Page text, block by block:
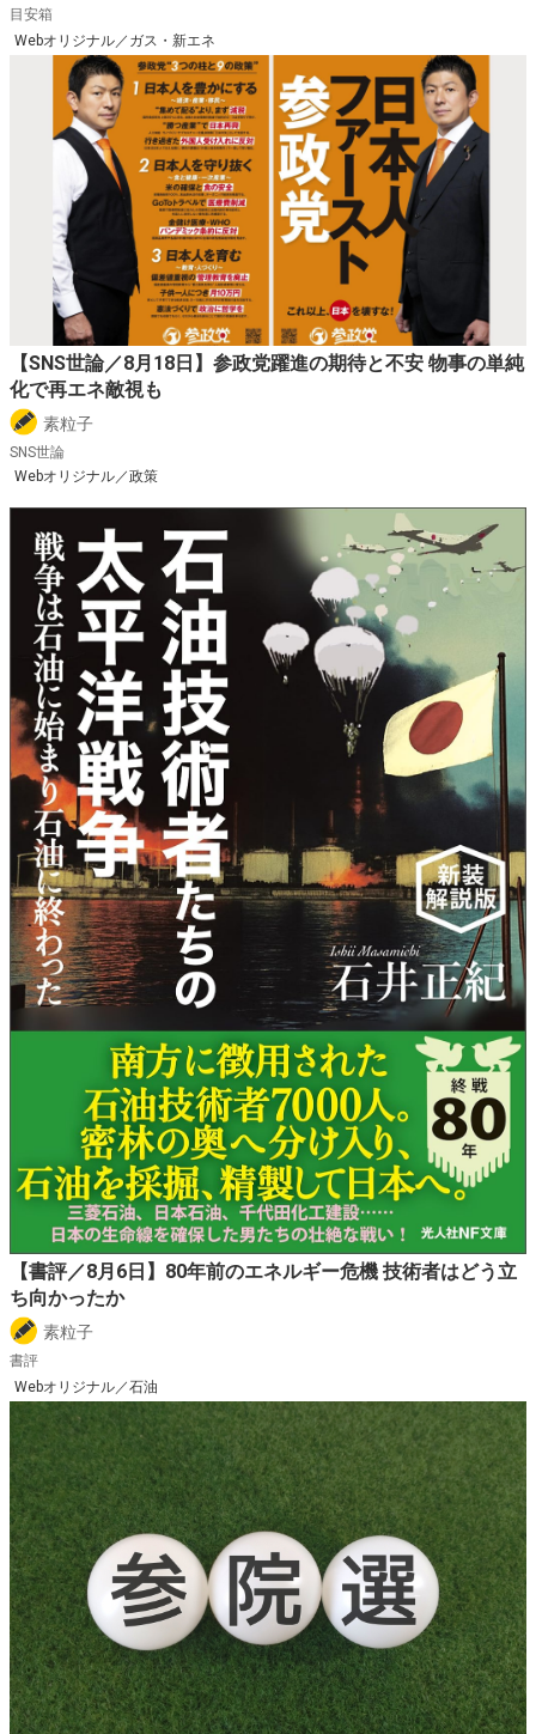
目安箱
Webオリジナル／ガス・新エネ
【SNS世論／8月18日】参政党躍進の期待と不安 物事の単純
化で再エネ敵視も
素粒子
SNS世論
Webオリジナル／政策
【書評／8月6日】80年前のエネルギー危機 技術者はどう立
ち向かったか
素粒子
書評
Webオリジナル／石油